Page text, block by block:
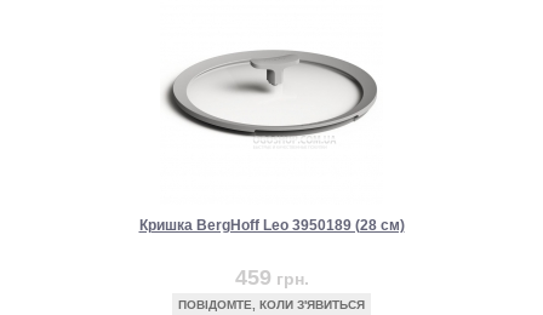
Кришка BergHoff Leo 3950189 (28 см)
459 грн.
ПОВІДОМТЕ, КОЛИ З'ЯВИТЬСЯ